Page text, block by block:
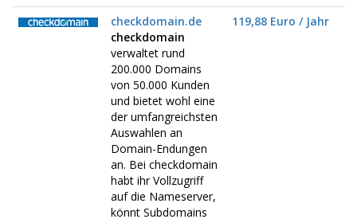
checkdomain.de
checkdomain
verwaltet rund
200.000 Domains
von 50.000 Kunden
und bietet wohl eine
der umfangreichsten
Auswahlen an
Domain-Endungen
an. Bei checkdomain
habt ihr Vollzugriff
auf die Nameserver,
könnt Subdomains
119,88 Euro / Jahr